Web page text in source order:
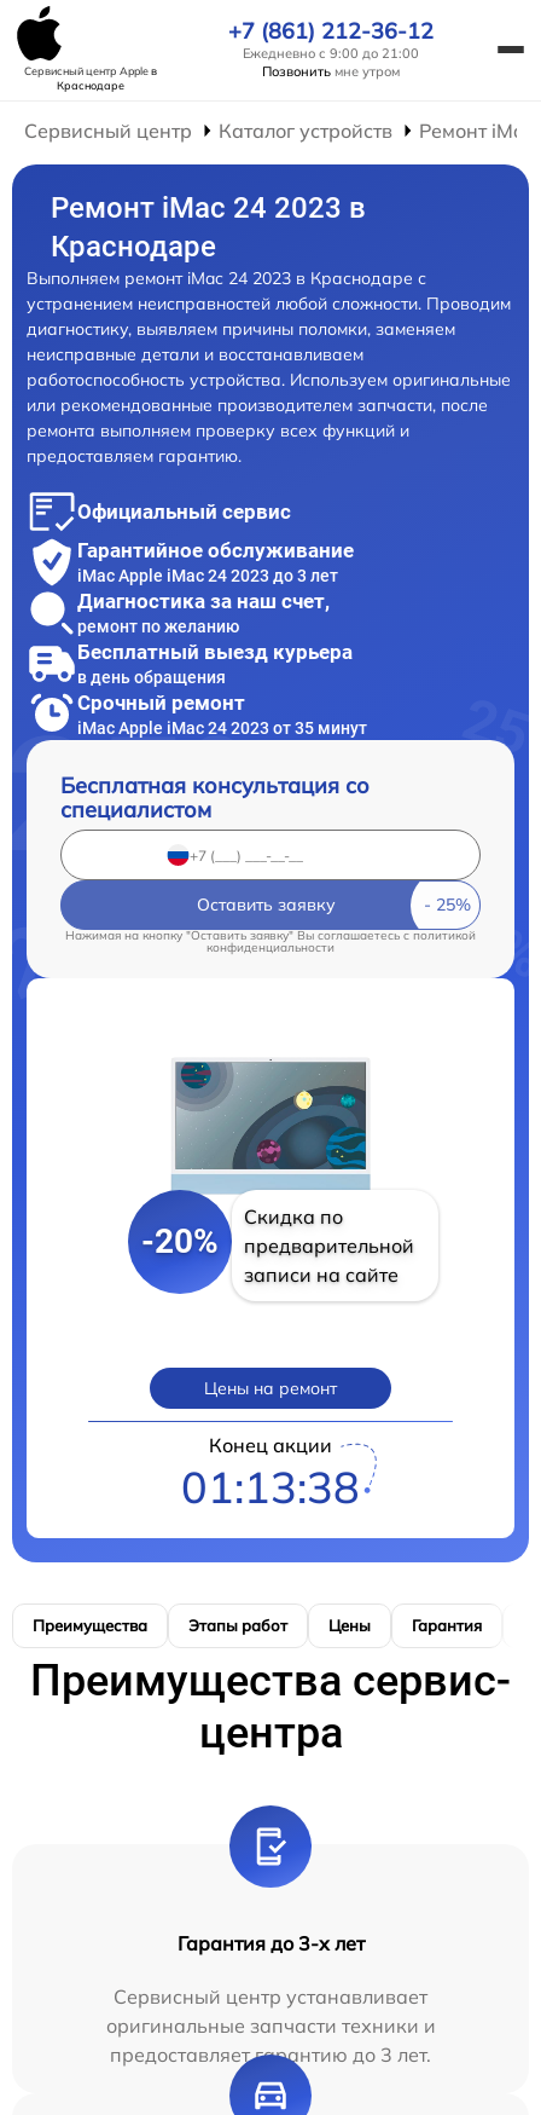
Сервисный центр Appleв
Краснодаре
+7 (861) 212-36-12
Ежедневно с 9:00 до 21:00
Позвонить мне утром
Сервисный центр Каталог устройств Ремонт iMac
Ремонт iMac 24 2023 в
Краснодаре
Выполняем ремонт iMac 24 2023 в Краснодаре с
устранением неисправностей любой сложности. Проводим
диагностику, выявляем причины поломки, заменяем
неисправные детали и восстанавливаем
работоспособность устройства. Используем оригинальные
или рекомендованные производителем запчасти, после
ремонта выполняем проверку всех функций и
предоставляем гарантию.
Официальный сервис
Гарантийное обслуживание
iMac Apple iMac 24 2023 до 3 лет
Диагностика за наш счет,
ремонт по желанию
Бесплатный выезд курьера
в день обращения
Срочный ремонт
iMac Apple iMac 24 2023 от 35 минут
Бесплатная консультация со
специалистом
Оставить заявку
Нажимая на кнопку "Оставить заявку" Вы соглашаетесь cполитикой
конфиденциальности
-20%
Скидка по
предварительной
записи на сайте
Цены на ремонт
Конец акции
01:13:37
Преимущества Этапы работ Цены Гарантия
Преимущества сервис-
центра
Гарантия до 3-х лет
Сервисный центр устанавливает
оригинальные запчасти техники и
предоставляет гарантию до 3 лет.